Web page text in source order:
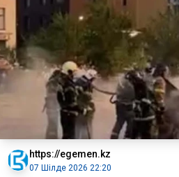
https://egemen.kz
07 Шілде 2026 22:20